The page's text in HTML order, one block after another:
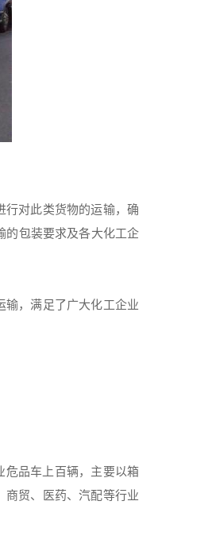
行对此类货物的运输，确
的包装要求及各大化工企
输，满足了广大化工企业
危品车上百辆，主要以箱
商贸、医药、汽配等行业